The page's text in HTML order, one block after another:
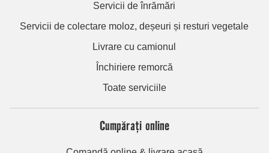
Servicii de înrămări
Servicii de colectare moloz, deșeuri și resturi vegetale
Livrare cu camionul
Închiriere remorcă
Toate serviciile
Cumpărați online